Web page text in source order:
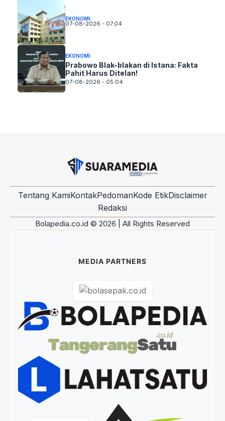
EKONOMI
07-08-2026 - 07.04
EKONOMI
Prabowo Blak-blakan di Istana: Fakta
Pahit Harus Ditelan!
07-08-2026 - 05.04
Tentang KamiKontakPedomanKode EtikDisclaimer
Redaksi
Bolapedia.co.id © 2026 | All Rights Reserved
MEDIA PARTNERS